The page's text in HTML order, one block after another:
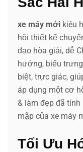
xe máy mới kiêu
hội thiết kế
đạo hòa giải, dễ
hướng, biểu
biệt, trực giác,
áp dụng một cơ
& làm đẹp đã
mập của xe máy
Tối Ưu